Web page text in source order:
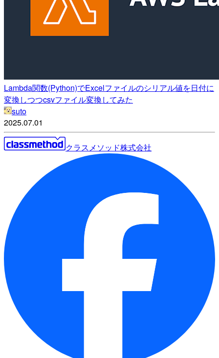
Lambda関数(Python)でExcelファイルのシリアル値を日付に
変換しつつcsvファイル変換してみた
suto
2025.07.01
クラスメソッド株式会社